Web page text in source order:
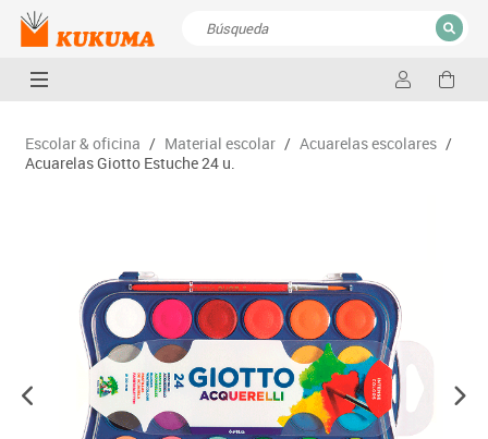
CERRAR
Escolar & oficina / Material escolar / Acuarelas escolares /
Acuarelas Giotto Estuche 24 u.